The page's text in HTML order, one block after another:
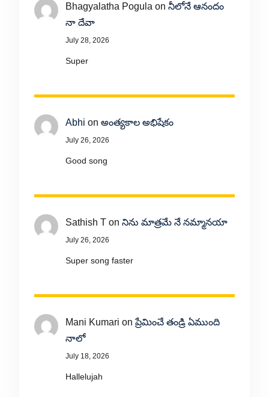
Bhagyalatha Pogula on నీలోనే ఆనందం
నా దేవా
July 28, 2026
Super
Abhi on అంత్యకాల అభిషేకం
July 26, 2026
Good song
Sathish Ton నిను మాత్రమే నే నమ్మానయా
July 26, 2026
Super song faster
Mani Kumari onప్రేమించే తండ్రి ఏముంది
నాలో
July 18, 2026
Hallelujah